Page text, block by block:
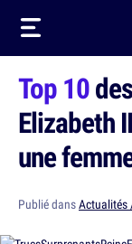
Top 10
Elizabeth
une
Publié dansActualités